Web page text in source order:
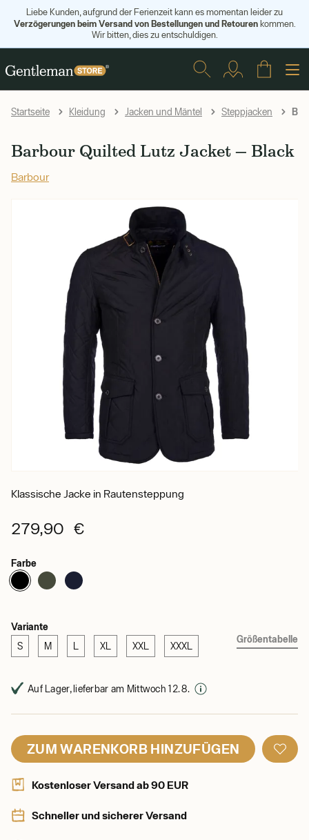
Liebe Kunden, aufgrund der Ferienzeit kann es momentan leider zu
Verzögerungen beim Versand von Bestellungen und Retourenkommen.
Wir bitten, dies zu entschuldigen.
Startseite Kleidung Jacken und Mäntel Steppjacken
Barbour Quilted Lutz Jacket — Black
Barbour
Klassische Jacke in Rautensteppung
279,90 €
Farbe
Variante
S M L XL XXL XXXL
Größentabelle
Auf Lager, lieferbar am Mittwoch 12. 8.
ZUM WARENKORB HINZUFÜGEN
Kostenloser Versand ab 90 EUR
Schneller und sicherer Versand